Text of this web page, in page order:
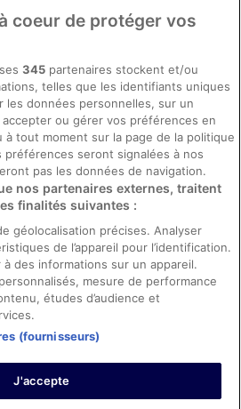
BONUS+ d’ebookers
de contenus
ou de propriété de vacances
PayPal et Eurocard.
d’Expedia Group. Tous droits
coeur de protéger vos
345 partenaires stockent et/ou
telles que les identifiants uniques
les données personnelles, sur un
accepter ou gérer vos préférences en
à tout moment sur la page de la politique
préférences seront signalées à nos
pas les données de navigation.
nos partenaires externes, traitent
finalités suivantes :
géolocalisation précises. Analyser
de l’appareil pour l’identification.
des informations sur un appareil.
mesure de performance
études d’audience et
(fournisseurs)
J'accepte